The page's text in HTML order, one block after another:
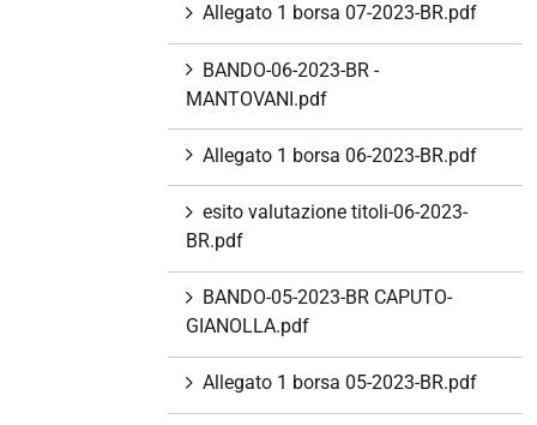
Allegato 1 borsa 07-2023-BR.pdf
BANDO-06-2023-BR -
MANTOVANI.pdf
Allegato 1 borsa 06-2023-BR.pdf
esito valutazione titoli-06-2023-
BR.pdf
BANDO-05-2023-BR CAPUTO-
GIANOLLA.pdf
Allegato 1 borsa 05-2023-BR.pdf